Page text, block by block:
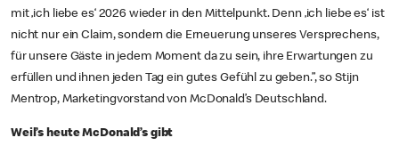
mit ‚ich liebe es‘ 2026 wieder in den Mittelpunkt. Denn ‚ich liebe es‘ ist
nicht nur ein Claim, sondern die Erneuerung unseres Versprechens,
für unsere Gäste in jedem Moment da zu sein, ihre Erwartungen zu
erfüllen und ihnen jeden Tag ein gutes Gefühl zu geben.”, so Stijn
Mentrop, Marketingvorstand von McDonald’s Deutschland.
Weil’s heute McDonald’s gibt